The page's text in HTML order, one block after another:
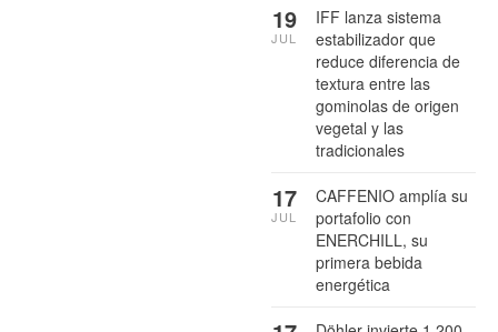
IFF lanza sistema
estabilizador que
reduce diferencia de
textura entre las
gominolas de origen
vegetal y las
tradicionales
19
JUL
CAFFENIO amplía su
portafolio con
ENERCHILL, su
primera bebida
energética
17
JUL